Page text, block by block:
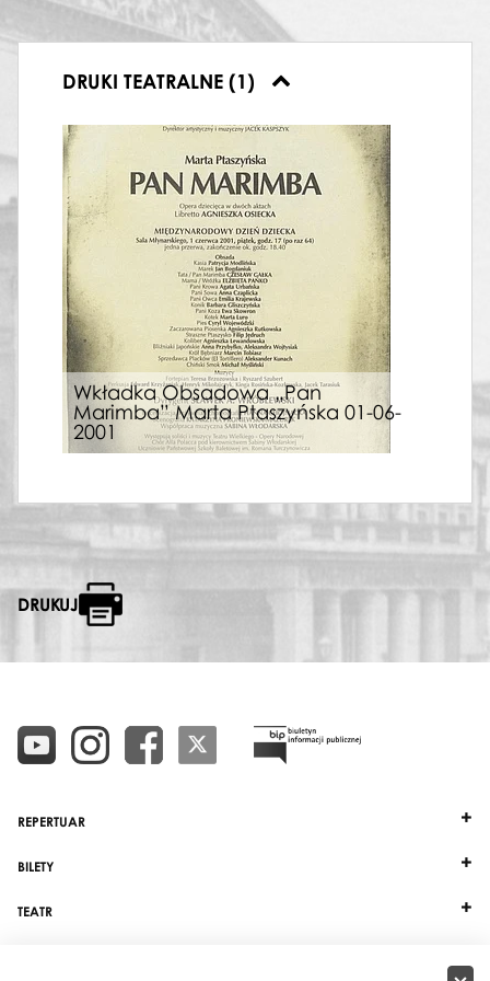
DRUKI TEATRALNE (1)
Wkładka Obsadowa „Pan
Marimba” Marta Ptaszyńska 01-06-
2001
DRUKUJ
REPERTUAR
BILETY
TEATR